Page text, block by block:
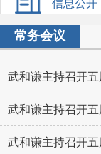
信息公开
常务会议